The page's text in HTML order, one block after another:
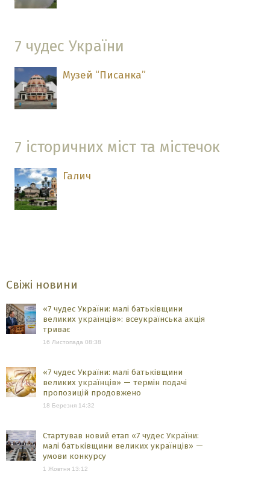
7 чудес України
Музей “Писанка”
7 історичних міст та містечок
Галич
Свіжі новини
«7 чудес України: малі батьківщини
великих українців»: всеукраїнська акція
триває
16 Листопада 08:38
«7 чудес України: малі батьківщини
великих українців» — термін подачі
пропозицій продовжено
18 Березня 14:32
Стартував новий етап «7 чудес України:
малі батьківщини великих українців» —
умови конкурсу
1 Жовтня 13:12